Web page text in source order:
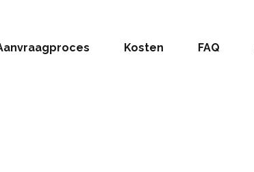
Kosten FAQ